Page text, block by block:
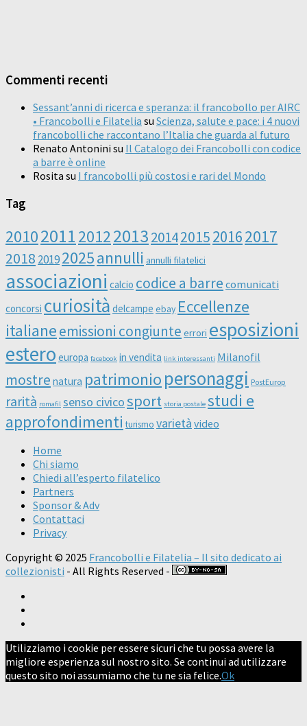
Commenti recenti
Sessant’anni di ricerca e speranza: il francobollo per AIRC
• Francobolli e Filatelia su Scienza, salute e pace: i 4 nuovi
francobolli che raccontano l’Italia che guarda al futuro
Renato Antonini su Il Catalogo dei Francobolli con codice
a barre è online
Rosita su I francobolli più costosi e rari del Mondo
Tag
20102011201220132014201520162017
2018 20192025annulli annulli filatelici
associazioni calcio codice a barre comunicati
concorsi curiosità delcampe ebay Eccellenze
italianeemissioni congiunte errori esposizioni
estero europa facebook in vendita link interessanti Milanofil
mostre natura patrimonio personaggi PostEurop
rarità romafil senso civicosport storia postale studi e
approfondimenti turismo varietà video
Home
Chi siamo
Chiedi all’esperto filatelico
Partners
Sponsor & Adv
Contattaci
Privacy
Copyright © 2025 Francobolli e Filatelia – Il sito dedicato ai
collezionisti - All Rights Reserved -
Utilizziamo i cookie per essere sicuri che tu possa avere la
migliore esperienza sul nostro sito. Se continui ad utilizzare
questo sito noi assumiamo che tu ne sia felice.Ok